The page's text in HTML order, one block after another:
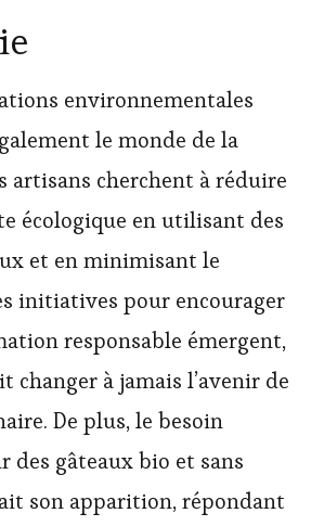
environnementales
le monde de la
artisans cherchent à réduire
écologique en utilisant des
et en minimisant le
initiatives pour encourager
responsable émergent,
changer à jamais l’avenir de
De plus, le besoin
des gâteaux bio et sans
son apparition, répondant